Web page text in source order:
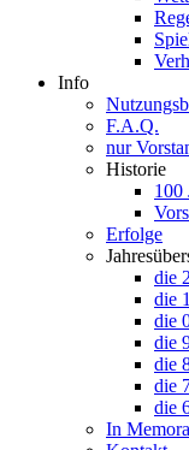
Info
F.A.Q.
nur
Historie
100
Erfolge
die
die
die
die
die
die
die
In